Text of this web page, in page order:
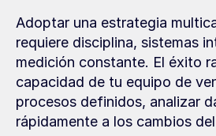
Adoptar una estrategia
requiere disciplina, sistemas
medición constante. El éxito
capacidad de tu equipo de
procesos definidos, analizar
rápidamente a los cambios